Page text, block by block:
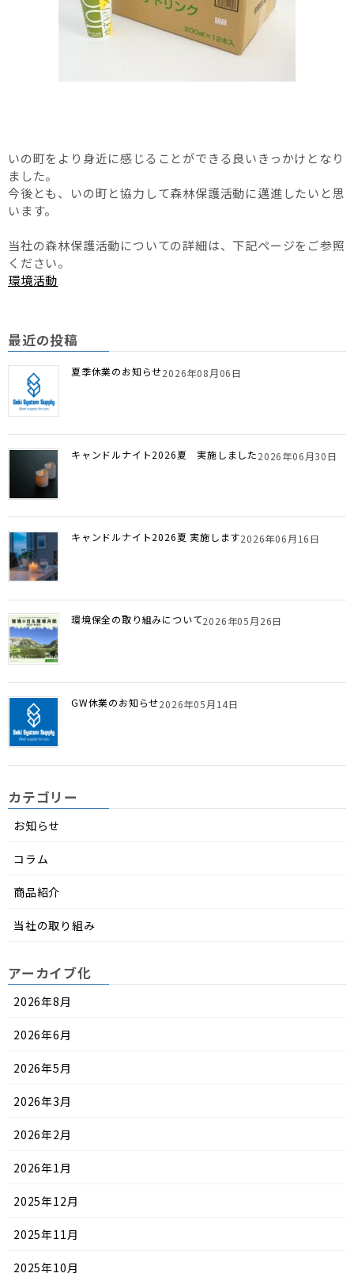
いの町をより身近に感じることができる良いきっかけとなり
ました。
今後とも、いの町と協力して森林保護活動に邁進したいと思
います。
当社の森林保護活動についての詳細は、下記ページをご参照
ください。
環境活動
最近の投稿
夏季休業のお知らせ2026年08月06日
キャンドルナイト2026夏 実施しました2026年06月30日
キャンドルナイト2026夏 実施します2026年06月16日
環境保全の取り組みについて2026年05月26日
GW休業のお知らせ2026年05月14日
カテゴリー
お知らせ
コラム
商品紹介
当社の取り組み
アーカイブ化
2026年8月
2026年6月
2026年5月
2026年3月
2026年2月
2026年1月
2025年12月
2025年11月
2025年10月